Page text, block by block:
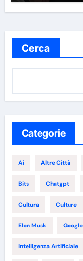
Cerca
Categorie
Ai Altre Città
Bits Chatgpt
Cultura Culture
Elon Musk Google
Intelligenza Artificiale